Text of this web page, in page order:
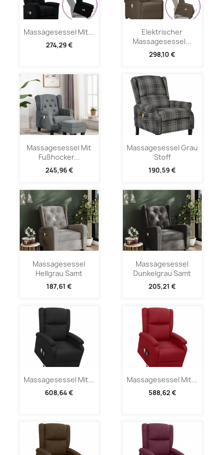
Massagesessel Mit...
274,29 €
Elektrischer
Massagesessel...
298,10 €
Massagesessel Mit
Fußhocker...
245,96 €
Massagesessel Grau
Stoff
190,59 €
Massagesessel
Hellgrau Samt
187,61 €
Massagesessel
Dunkelgrau Samt
205,21 €
Massagesessel Mit...
608,64 €
Massagesessel Mit...
588,62 €